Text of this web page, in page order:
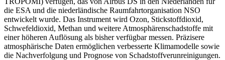
die ESA und die niederländische Raumfahrtorganisation NSO
entwickelt wurde. Das Instrument wird Ozon, Stickstoffdioxid,
Schwefeldioxid, Methan und weitere Atmosphärenschadstoffe mit
einer höheren Auflösung als bisher verfügbar messen. Präzisere
atmosphärische Daten ermöglichen verbesserte Klimamodelle sowie
die Nachverfolgung und Prognose von Schadstoffverunreinigungen.